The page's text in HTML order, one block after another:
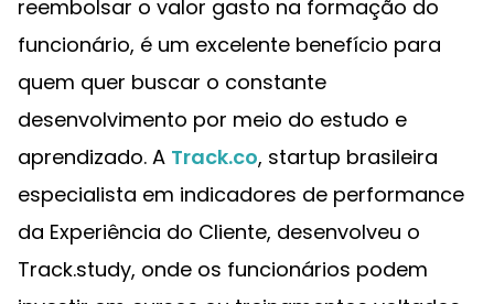
reembolsar o valor gasto na formação do
funcionário, é um excelente benefício para
quem quer buscar o constante
desenvolvimento por meio do estudo e
aprendizado. A Track.co, startup brasileira
especialista em indicadores de performance
da Experiência do Cliente, desenvolveu o
Track.study, onde os funcionários podem